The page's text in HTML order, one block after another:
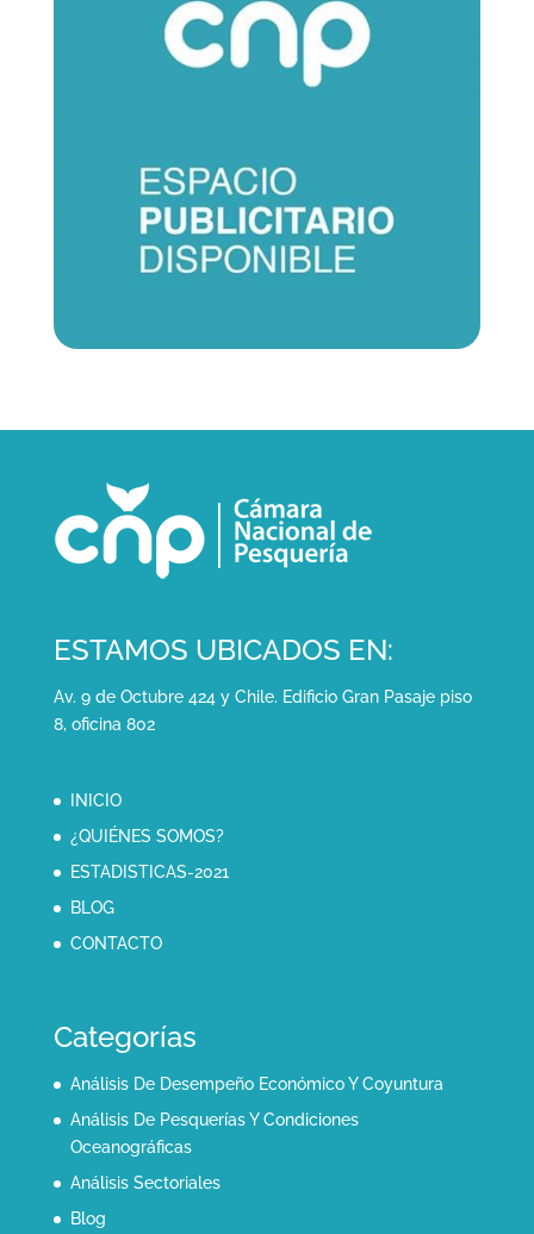
ESTAMOS UBICADOS EN:
Av. 9 de Octubre 424 y Chile. Edificio Gran Pasaje piso
8, oficina 802
INICIO
¿QUIÉNES SOMOS?
ESTADISTICAS-2021
BLOG
CONTACTO
Categorías
Análisis De Desempeño Económico Y Coyuntura
Análisis De Pesquerías Y Condiciones
Oceanográficas
Análisis Sectoriales
Blog